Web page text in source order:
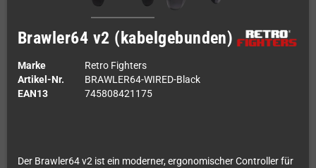
Brawler64 v2 (kabelgebunden)
Marke
Retro Fighters
Artikel-Nr.
BRAWLER64-WIRED-Black
EAN13
745808421175
Der Brawler64 v2 ist ein moderner, ergonomischer Controller für